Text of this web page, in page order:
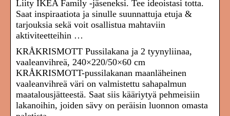
Liity IKEA Family -jäseneksi. Tee ideoistasi totta.
Saat inspiraatiota ja sinulle suunnattuja etuja &
tarjouksia sekä voit osallistua mahtaviin
aktiviteetteihin …
KRÅKRISMOTT Pussilakana ja 2 tyynyliinaa,
vaaleanvihreä, 240×220/50×60 cm
KRÅKRISMOTT-pussilakanan maanläheinen
vaaleanvihreä väri on valmistettu sahapalmun
maatalousjätteestä. Saat siis kääriytyä pehmeisiin
lakanoihin, joiden sävy on peräisin luonnon omasta